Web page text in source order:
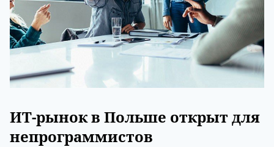
ИТ-рынок в Польше открыт для
непрограммистов